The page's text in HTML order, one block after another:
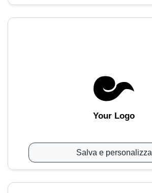
Your Logo
Salva e personalizza